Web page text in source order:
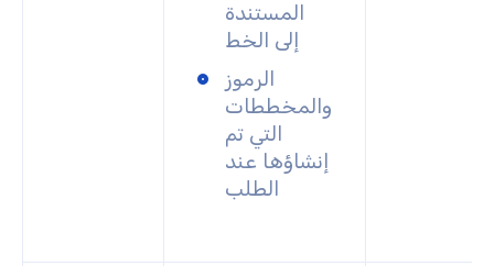
المستندة
إلى الخط
الرموز
والمخططات
التي تم
إنشاؤها عند
الطلب